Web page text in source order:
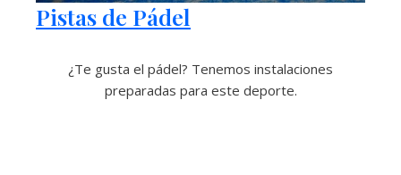
Pistas de Pádel
¿Te gusta el pádel? Tenemos instalaciones
preparadas para este deporte.